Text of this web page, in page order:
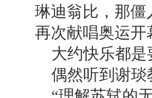
琳迪翁比，那
再次献唱奥运
大约快乐都
偶然听到谢